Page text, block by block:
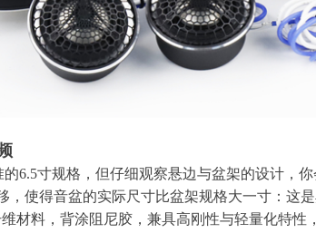
6.5寸规格，但仔细观察悬边与盆架的设计，
，使得音盆的实际尺寸比盆架规格大一寸：这
材料，背涂阻尼胶，兼具高刚性与轻量化特性